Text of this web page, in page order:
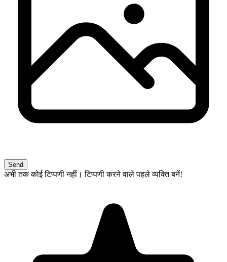
Send
अभी तक कोई टिप्पणी नहीं। टिप्पणी करने वाले पहले व्यक्ति बनें!